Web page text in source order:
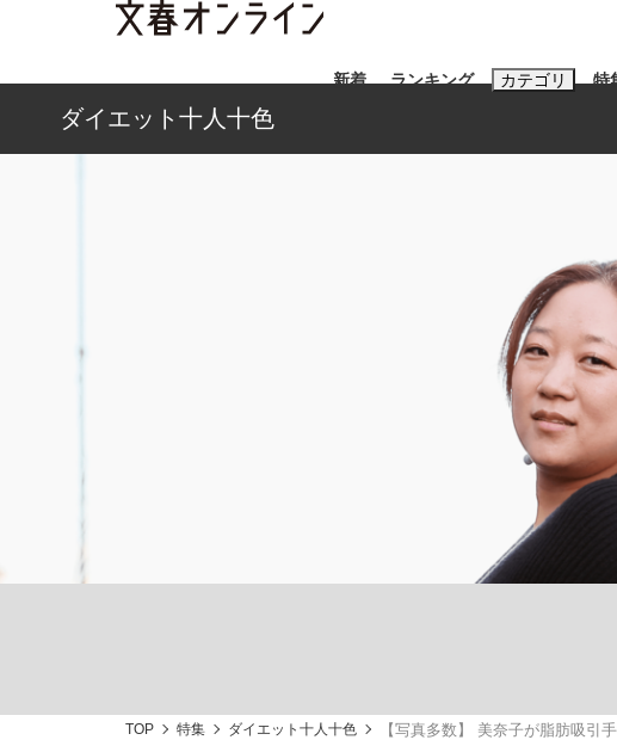
新着 ランキング カテゴリ
《BTS厳戒トーキョー滞在記》RM→渋谷で飲み会、
特
#三山凌輝 #
#玉木雄一郎
#亀和田武
ダイエット十人十色
TOP 特集 ダイエット十人十色 【写真多数】 美奈子が脂肪吸